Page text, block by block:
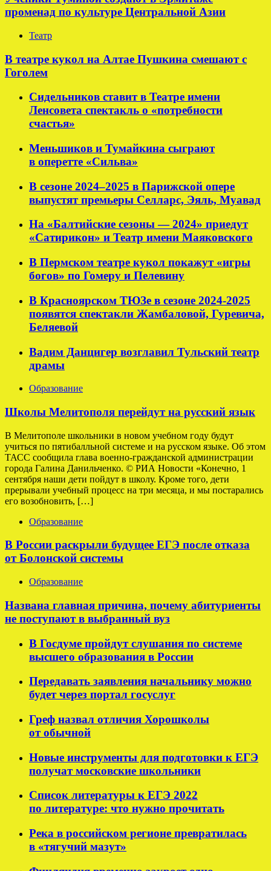
променад по культуре Центральной Азии
Театр
В театре кукол на Алтае Пушкина смешают с
Гоголем
Сидельников ставит в Театре имени
Ленсовета спектакль о «потребности
счастья»
Меньшиков и Тумайкина сыграют
в оперетте «Сильва»
В сезоне 2024–2025 в Парижской опере
выпустят премьеры Селларс, Эяль, Муавад
На «Балтийские сезоны — 2024» приедут
«Сатирикон» и Театр имени Маяковского
В Пермском театре кукол покажут «игры
богов» по Гомеру и Пелевину
В Красноярском ТЮЗе в сезоне 2024-2025
появятся спектакли Жамбаловой, Гуревича,
Беляевой
Вадим Данцигер возглавил Тульский театр
драмы
Образование
Школы Мелитополя перейдут на русский язык
В Мелитополе школьники в новом учебном году будут
учиться по пятибалльной системе и на русском языке. Об этом
ТАСС сообщила глава военно-гражданской администрации
города Галина Данильченко. © РИА Новости «Конечно, 1
сентября наши дети пойдут в школу. Кроме того, дети
прерывали учебный процесс на три месяца, и мы постарались
его возобновить, […]
Образование
В России раскрыли будущее ЕГЭ после отказа
от Болонской системы
Образование
Названа главная причина, почему абитуриенты
не поступают в выбранный вуз
В Госдуме пройдут слушания по системе
высшего образования в России
Передавать заявления начальнику можно
будет через портал госуслуг
Греф назвал отличия Хорошколы
от обычной
Новые инструменты для подготовки к ЕГЭ
получат московские школьники
Список литературы к ЕГЭ 2022
по литературе: что нужно прочитать
Река в российском регионе превратилась
в «тягучий мазут»